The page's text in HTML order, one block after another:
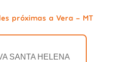
próximas a Vera - MT
SANTA HELENA